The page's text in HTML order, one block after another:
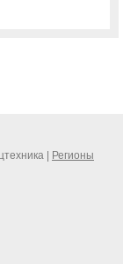
| Регионы